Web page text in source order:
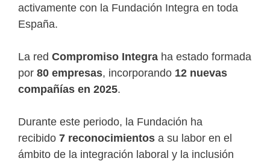
activamente con la Fundación Integra en toda
España.
La red Compromiso Integra ha estado formada
por 80 empresas, incorporando 12 nuevas
compañías en 2025.
Durante este periodo, la Fundación ha
recibido 7 reconocimientos a su labor en el
ámbito de la integración laboral y la inclusión